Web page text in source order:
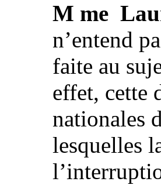
M me
n’entend
faite au
effet, cette
nationales
lesquelles